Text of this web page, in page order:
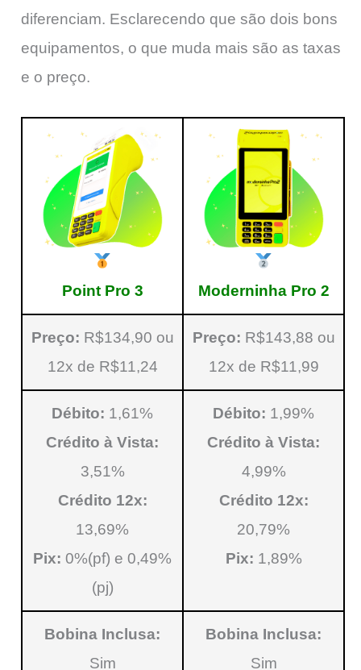
diferenciam. Esclarecendo que são dois bons
equipamentos, o que muda mais são as taxas
e o preço.
Point Pro 3 Moderninha Pro 2
Preço: R$134,90 ou
12x de R$11,24
Preço: R$143,88 ou
12x de R$11,99
Débito: 1,61%
Crédito à Vista:
3,51%
Crédito 12x:
13,69%
Pix: 0%(pf) e 0,49%
(pj)
Débito: 1,99%
Crédito à Vista:
4,99%
Crédito 12x:
20,79%
Pix: 1,89%
Bobina Inclusa:
Sim
Bobina Inclusa:
Sim